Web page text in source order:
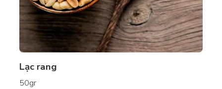
Lạc rang
50gr